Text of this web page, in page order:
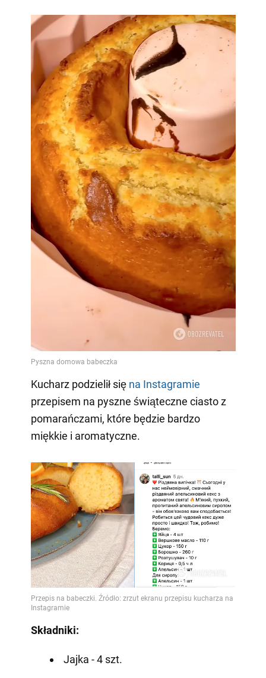
Kucharz podzielił się na Instagramie
przepisem na pyszne świąteczne ciasto z
pomarańczami, które będzie bardzo
miękkie i aromatyczne.
Składniki:
Jajka - 4 szt.